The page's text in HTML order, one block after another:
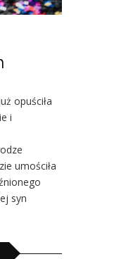
opuściła
i
umościła
syn